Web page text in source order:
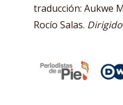
traducción: Aukwe
Rocío Salas.